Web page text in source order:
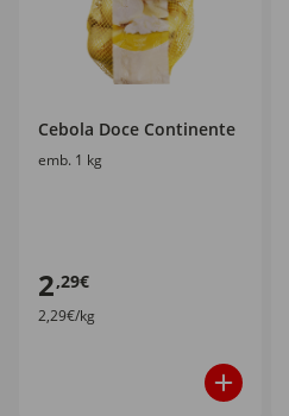
Cebola Doce Continente
emb. 1 kg
2,29€
2,29€/kg